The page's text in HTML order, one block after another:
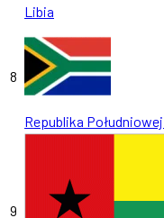
Libia
8
Republika
9